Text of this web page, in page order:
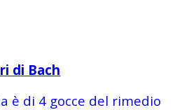
di Bach
è di 4 gocce del rimedio